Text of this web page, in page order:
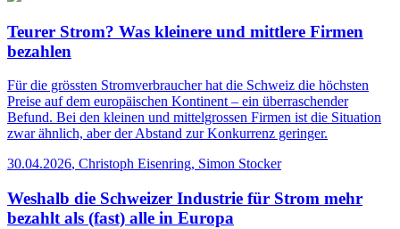
Teurer Strom? Was kleinere und mittlere Firmen
bezahlen
Für die grössten Stromverbraucher hat die Schweiz die höchsten
Preise auf dem europäischen Kontinent – ein überraschender
Befund. Bei den kleinen und mittelgrossen Firmen ist die Situation
zwar ähnlich, aber der Abstand zur Konkurrenz geringer.
30.04.2026, Christoph Eisenring, Simon Stocker
Weshalb die Schweizer Industrie für Strom mehr
bezahlt als (fast) alle in Europa